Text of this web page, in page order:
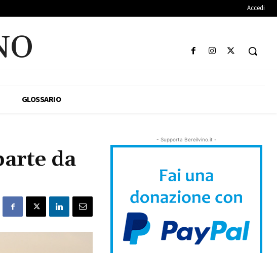
Accedi
GLOSSARIO
da
- Supporta Bereilvino.it -